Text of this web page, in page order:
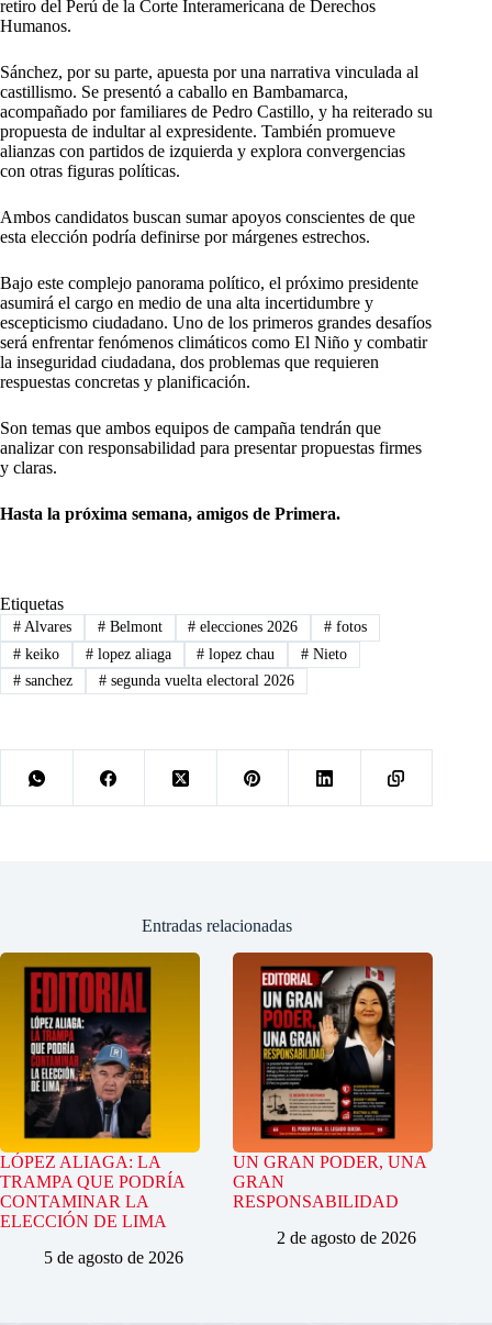
retiro del Perú de la Corte Interamericana de Derechos
Humanos.
Sánchez, por su parte, apuesta por una narrativa vinculada al
castillismo. Se presentó a caballo en Bambamarca,
acompañado por familiares de Pedro Castillo, y ha reiterado su
propuesta de indultar al expresidente. También promueve
alianzas con partidos de izquierda y explora convergencias
con otras figuras políticas.
Ambos candidatos buscan sumar apoyos conscientes de que
esta elección podría definirse por márgenes estrechos.
Bajo este complejo panorama político, el próximo presidente
asumirá el cargo en medio de una alta incertidumbre y
escepticismo ciudadano. Uno de los primeros grandes desafíos
será enfrentar fenómenos climáticos como El Niño y combatir
la inseguridad ciudadana, dos problemas que requieren
respuestas concretas y planificación.
Son temas que ambos equipos de campaña tendrán que
analizar con responsabilidad para presentar propuestas firmes
y claras.
Hasta la próxima semana, amigos de Primera.
Etiquetas
#Alvares #Belmont # elecciones 2026 # fotos
#keiko #lopez aliaga # lopez chau # Nieto
#sanchez #segunda vuelta electoral 2026
Entradas relacionadas
LÓPEZ ALIAGA: LA
TRAMPA QUE PODRÍA
CONTAMINAR LA
ELECCIÓN DE LIMA
5 de agosto de 2026
UN GRAN PODER, UNA
GRAN
RESPONSABILIDAD
2 de agosto de 2026